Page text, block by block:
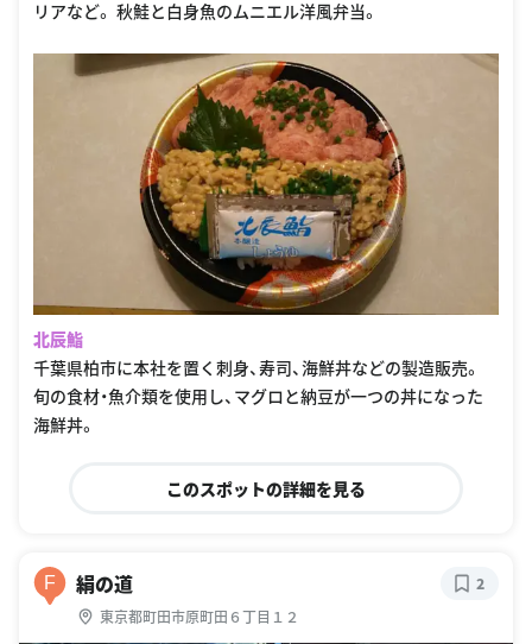
リアなど。 秋鮭と白身魚のムニエル洋風弁当。
北辰鮨
千葉県柏市に本社を置く刺身、寿司、海鮮丼などの製造販売。
旬の食材・魚介類を使用し、マグロと納豆が一つの丼になった
海鮮丼。
このスポットの詳細を見る
F 絹の道
東京都町田市原町田６丁目１２
2